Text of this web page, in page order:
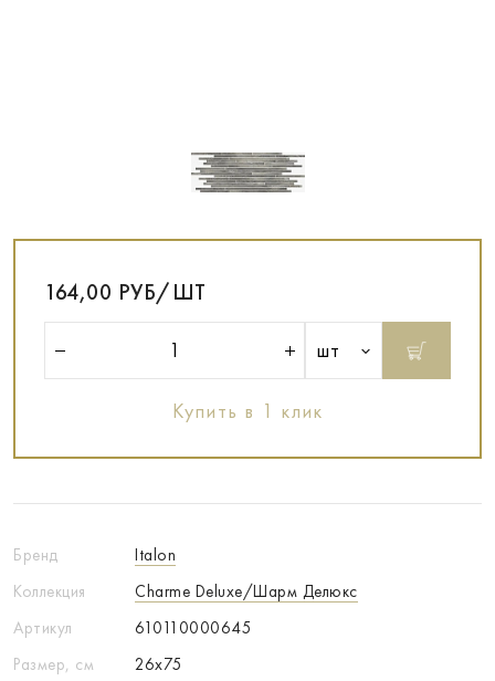
Бренд
Italon
Коллекция
Charme Deluxe/Шарм Делюкс
Артикул
610110000645
Размер, см
26x75
164,00 РУБ/ШТ
шт
Купить в 1 клик